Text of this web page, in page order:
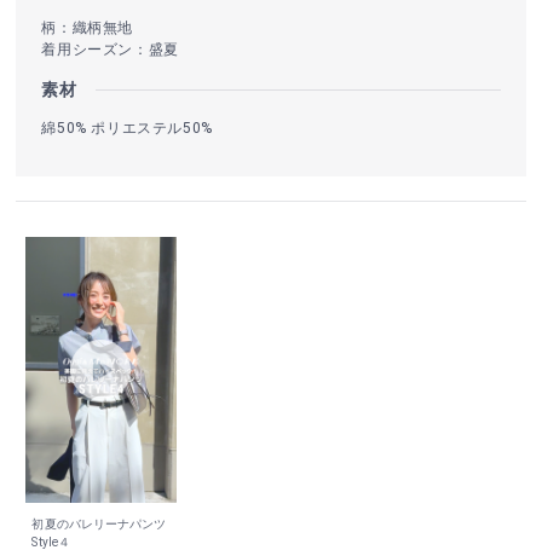
柄：織柄無地
着用シーズン：盛夏
素材
綿50% ポリエステル50%
初夏のバレリーナパンツ
Style４